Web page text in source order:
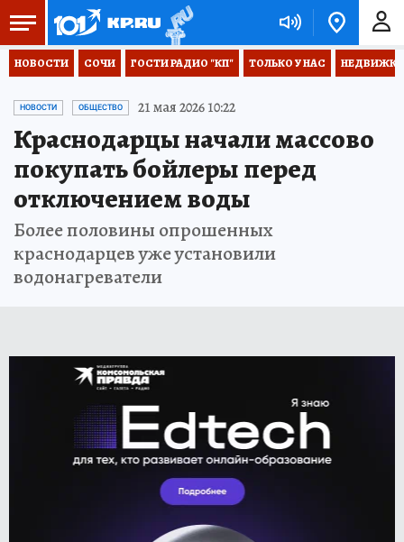
НОВОСТИ СОЧИ ГОСТИ РАДИО "КП" ТОЛЬКО У НАС НЕДВИЖКА
НОВОСТИ ОБЩЕСТВО 21 мая 2026 10:22
Краснодарцы начали массово
покупать бойлеры перед
отключением воды
Более половины опрошенных
краснодарцев уже установили
водонагреватели